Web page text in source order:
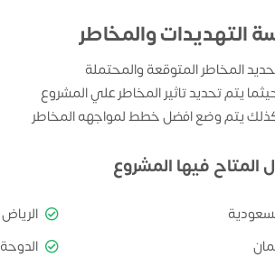
التهديدات والمخاطر
المخاطر المتوقعة والمحتملة
يتم تحديد تاثير المخاطر علي المشروع
يتم وضع افضل خطط لمواجهه المخاطر
المتاح فيها المشروع
الرياض
الدوحة